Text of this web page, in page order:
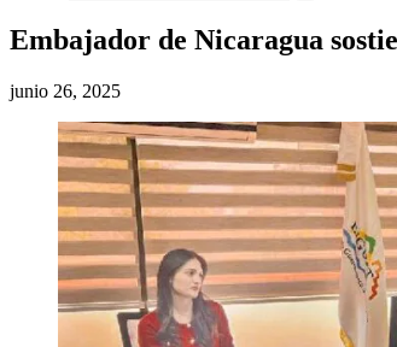
Embajador de Nicaragua
junio 26, 2025